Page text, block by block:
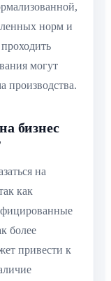
норм и
могут
производства.
бизнес
на
как
более
привести к